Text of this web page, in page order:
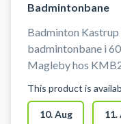
Badmintonbane
Badminton Kastrup
badmintonbane i
Magleby hos
en single- eller
kom og spil.
This product is
10. Aug 11.